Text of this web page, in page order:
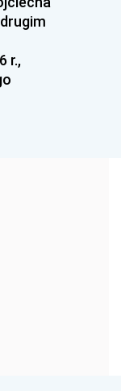
1985
1979
r.,